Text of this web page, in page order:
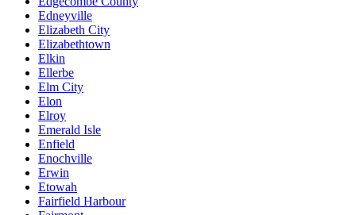
Edneyville
Elizabeth City
Elizabethtown
Elkin
Ellerbe
Elm City
Elon
Elroy
Emerald Isle
Enfield
Enochville
Erwin
Etowah
Fairfield Harbour